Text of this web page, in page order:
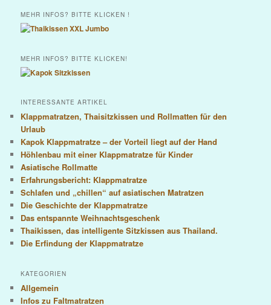
MEHR INFOS? BITTE KLICKEN !
MEHR INFOS? BITTE KLICKEN!
INTERESSANTE ARTIKEL
Klappmatratzen, Thaisitzkissen und Rollmatten für den
Urlaub
Kapok Klappmatratze – der Vorteil liegt auf der Hand
Höhlenbau mit einer Klappmatratze für Kinder
Asiatische Rollmatte
Erfahrungsbericht: Klappmatratze
Schlafen und „chillen“ auf asiatischen Matratzen
Die Geschichte der Klappmatratze
Das entspannte Weihnachtsgeschenk
Thaikissen, das intelligente Sitzkissen aus Thailand.
Die Erfindung der Klappmatratze
KATEGORIEN
Allgemein
Infos zu Faltmatratzen